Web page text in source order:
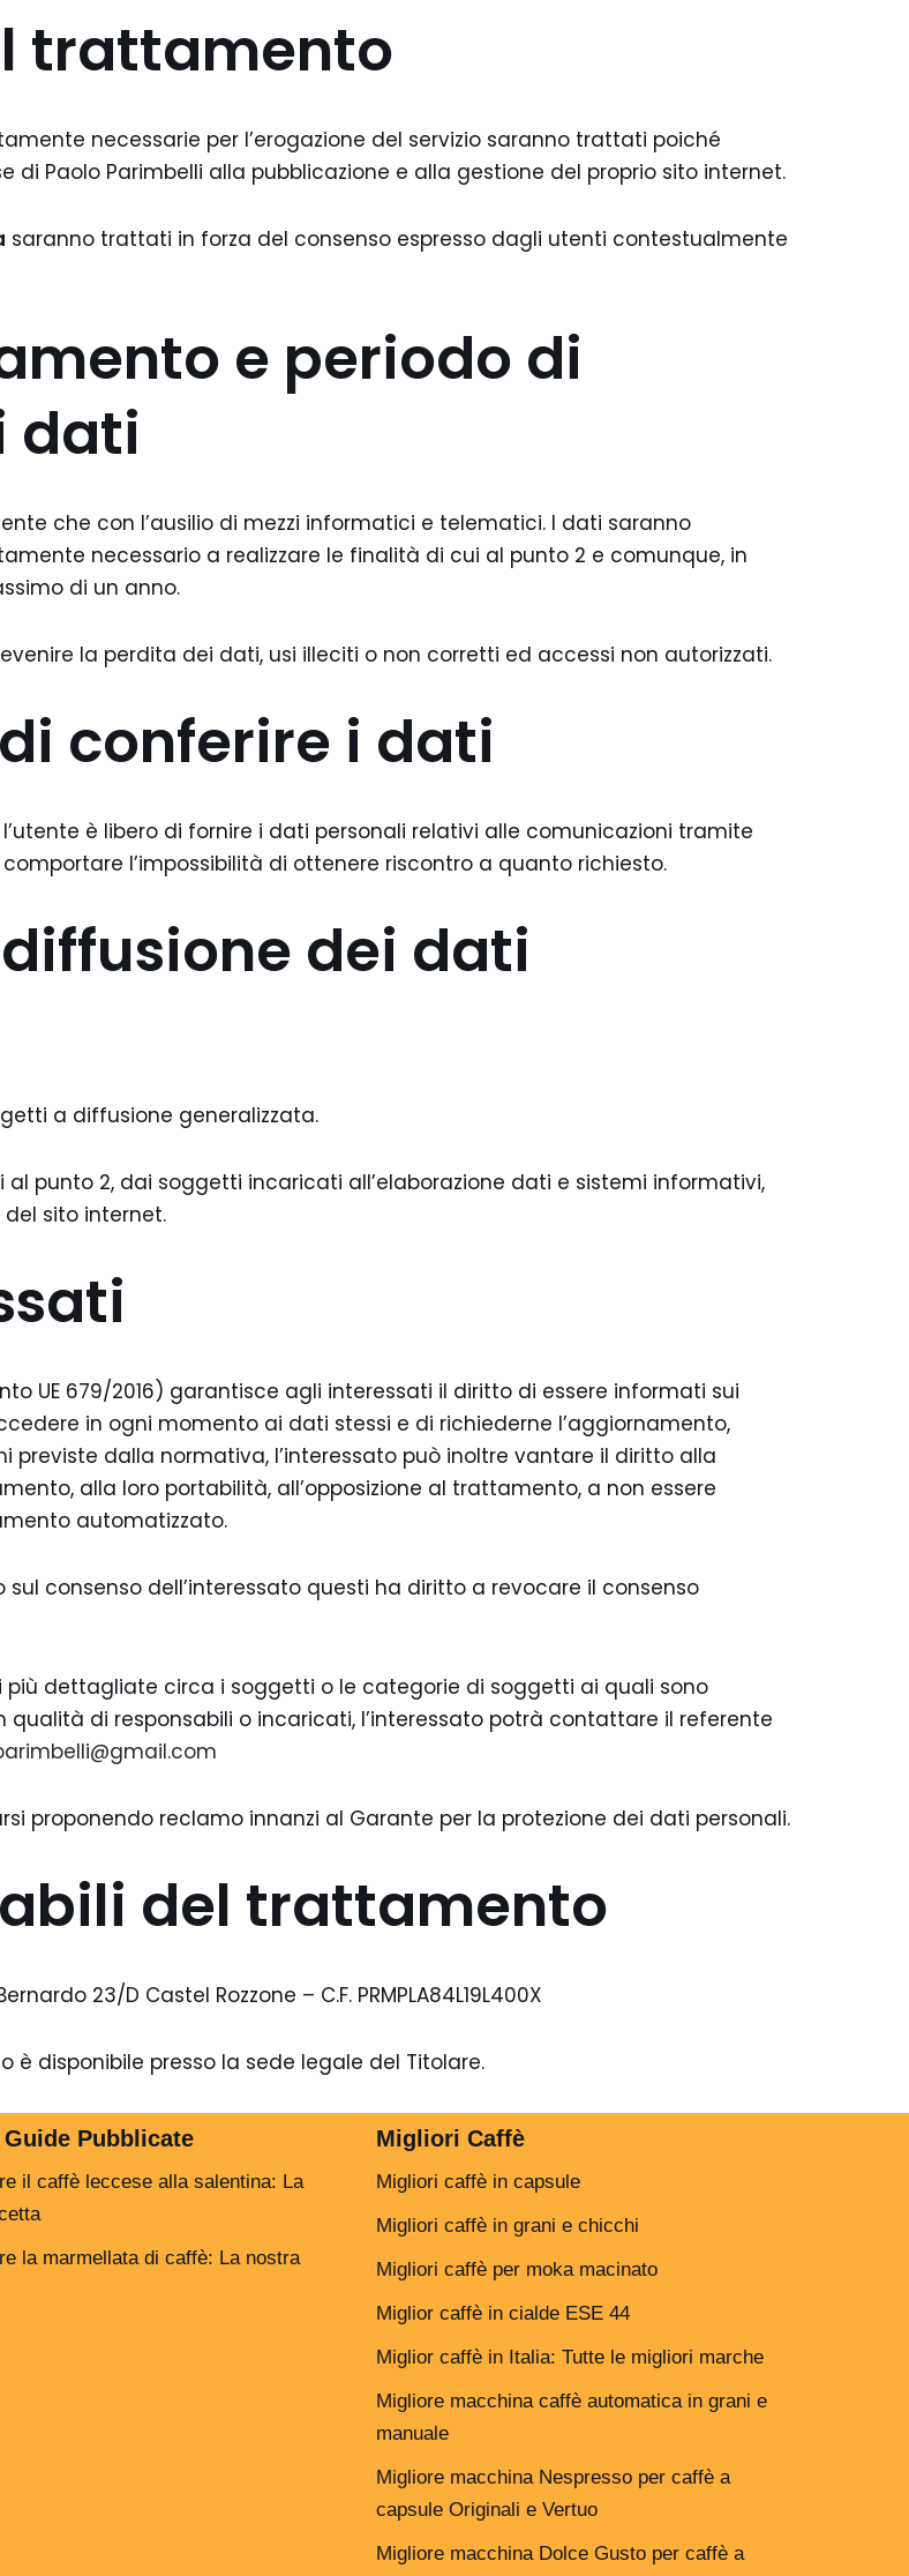
trattamento
necessarie per l’erogazione del servizio saranno trattati poiché
Paolo Parimbelli alla pubblicazione e alla gestione del proprio sito internet.
saranno trattati in forza del consenso espresso dagli utenti contestualmente
e periodo di
dati
che con l’ausilio di mezzi informatici e telematici. I dati saranno
necessario a realizzare le finalità di cui al punto 2 e comunque, in
di un anno.
la perdita dei dati, usi illeciti o non corretti ed accessi non autorizzati.
conferire i dati
è libero di fornire i dati personali relativi alle comunicazioni tramite
l’impossibilità di ottenere riscontro a quanto richiesto.
dei dati
a diffusione generalizzata.
punto 2, dai soggetti incaricati all’elaborazione dati e sistemi informativi,
sito internet.
UE 679/2016) garantisce agli interessati il diritto di essere informati sui
in ogni momento ai dati stessi e di richiederne l’aggiornamento,
previste dalla normativa, l’interessato può inoltre vantare il diritto alla
alla loro portabilità, all’opposizione al trattamento, a non essere
automatizzato.
consenso dell’interessato questi ha diritto a revocare il consenso
più dettagliate circa i soggetti o le categorie di soggetti ai quali sono
di responsabili o incaricati, l’interessato potrà contattare il referente
proponendo reclamo innanzi al Garante per la protezione dei dati personali.
del trattamento
23/D Castel Rozzone – C.F. PRMPLA84L19L400X
è disponibile presso la sede legale del Titolare.
Pubblicate
il caffè leccese alla salentina: La
la marmellata di caffè: La nostra
Migliori Caffè
Migliori caffè in capsule
Migliori caffè in grani e chicchi
Migliori caffè per moka macinato
Miglior caffè in cialde ESE 44
Miglior caffè in Italia: Tutte le migliori marche
Migliore macchina caffè automatica in grani e
manuale
Migliore macchina Nespresso per caffè a
capsule Originali e Vertuo
Migliore macchina Dolce Gusto per caffè a